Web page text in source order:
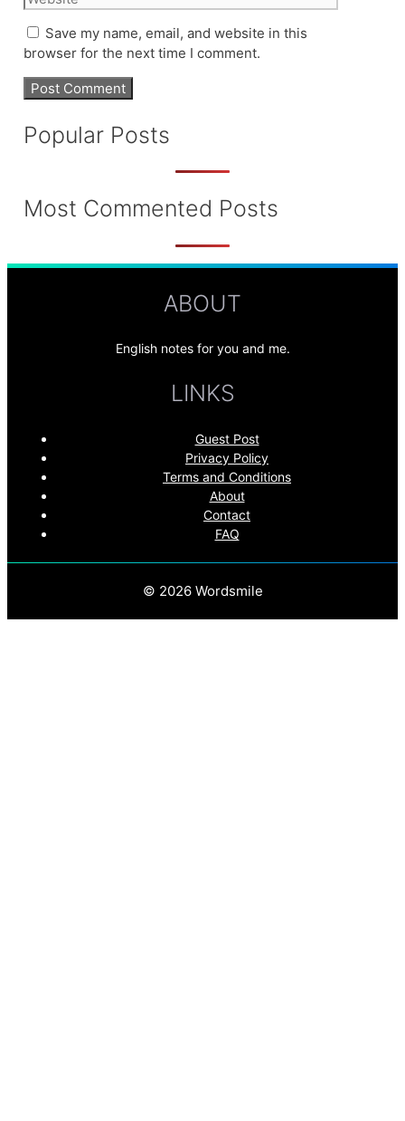
Save my name, email, and website in this
browser for the next time I comment.
Popular Posts
Most Commented Posts
ABOUT
English notes for you and me.
LINKS
Guest Post
Privacy Policy
Terms and Conditions
About
Contact
FAQ
© 2026 Wordsmile